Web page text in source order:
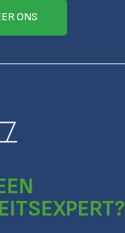
ONS